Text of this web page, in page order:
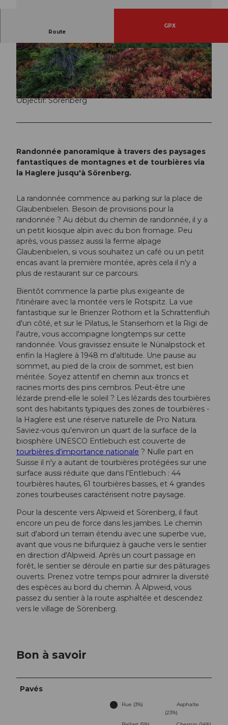
© Martin Mägli, UNESCO Biosphäre Entlebuch
© Martin Mägli, UNESCO Biosphäre Entlebuch © Martin Mägli, UNESCO Biosphäre Entlebuch
Route
GPX
3:35 h
9,78 km
485 m
903 m
1.151 m
1.948 m
797 m
Départ: Parking Glaubenbielen
Objectif: Sörenberg
Randonnée panoramique à travers des paysages
fantastiques de montagnes et de tourbières via
la Haglere jusqu'à Sörenberg.
La randonnée commence au parking sur la place de
Glaubenbielen. Besoin de provisions pour la
randonnée ? Au début du chemin de randonnée, il y a
un petit kiosque alpin avec du bon fromage. Peu
après, vous passez aussi la ferme alpage
Glaubenbielen, si vous souhaitez un café ou un petit
encas avant la première montée, après cela il n'y a
plus de restaurant sur ce parcours.
Bientôt commence la partie plus exigeante de
l'itinéraire avec la montée vers le Rotspitz. La vue
fantastique sur le Brienzer Rothorn et la Schrattenfluh
d'un côté, et sur le Pilatus, le Stanserhorn et la Rigi de
l'autre, vous accompagne longtemps sur cette
randonnée. Vous gravissez ensuite le Nünalpstock et
enfin la Haglere à 1948 m d'altitude. Une pause au
sommet, au pied de la croix de sommet, est bien
méritée. Soyez attentif en chemin aux troncs et
racines morts des pins cembros. Peut-être une
lézarde prend-elle le soleil ? Les lézards des tourbières
sont des habitants typiques des zones de tourbières -
la Haglere est une réserve naturelle de Pro Natura.
Saviez-vous qu'environ un quart de la surface de la
biosphère UNESCO Entlebuch est couverte de
tourbières d’importance nationale ? Nulle part en
Suisse il n'y a autant de tourbières protégées sur une
surface aussi réduite que dans l'Entlebuch : 44
tourbières hautes, 61 tourbières basses, et 4 grandes
zones tourbeuses caractérisent notre paysage.
Pour la descente vers Alpweid et Sörenberg, il faut
encore un peu de force dans les jambes. Le chemin
suit d'abord un terrain étendu avec une superbe vue,
avant que vous ne bifurquiez à gauche vers le sentier
en direction d'Alpweid. Après un court passage en
forêt, le sentier se déroule en partie sur des pâturages
ouverts. Prenez votre temps pour admirer la diversité
des espèces au bord du chemin. À Alpweid, vous
passez du sentier à la route asphaltée et descendez
vers le village de Sörenberg.
Bon à savoir
Pavés
Rue (3%)
Asphalte
(23%)